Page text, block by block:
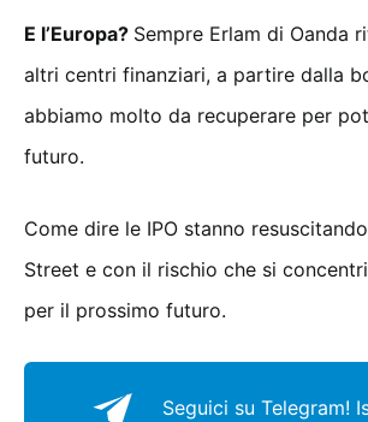
E l’Europa? Sempre Erlam di Oanda
altri centri finanziari, a partire dalla
abbiamo molto da recuperare per
futuro.
Come dire le IPO stanno
Street e con il rischio che si
per il prossimo futuro.
Seguici su Telegram!